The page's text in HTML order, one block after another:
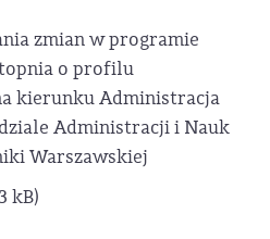
zmian w programie
o profilu
kierunku Administracja
Administracji i Nauk
Warszawskiej
kB)